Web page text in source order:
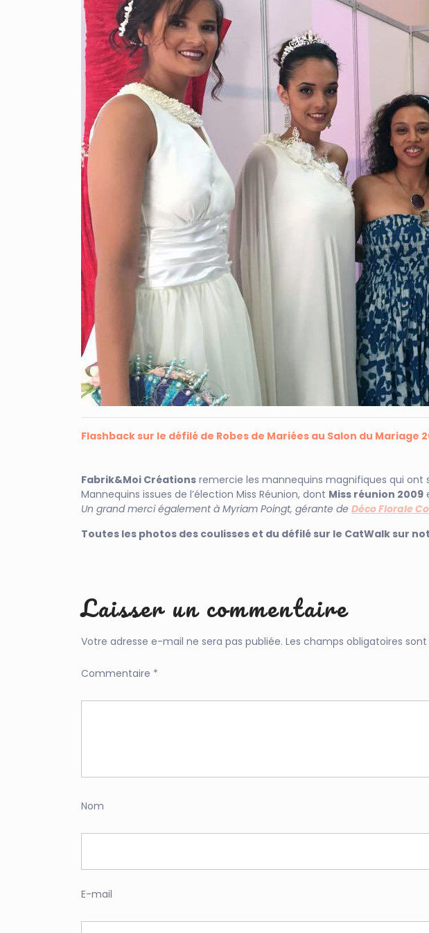
Flashback sur le défilé de Robes de Mariées au Salon du Mariage
Fabrik&Moi Créations remercie les mannequins magnifiques qui ont
Mannequins issues de l’élection Miss Réunion, dont Miss réunion 2009
Un grand merci également à Myriam Poingt, gérante de Déco Florale
Toutes les photos des coulisses et du défilé sur le CatWalk sur
Laisser un commentaire
Votre adresse e-mail ne sera pas publiée. Les champs obligatoires
Commentaire *
Nom
E-mail